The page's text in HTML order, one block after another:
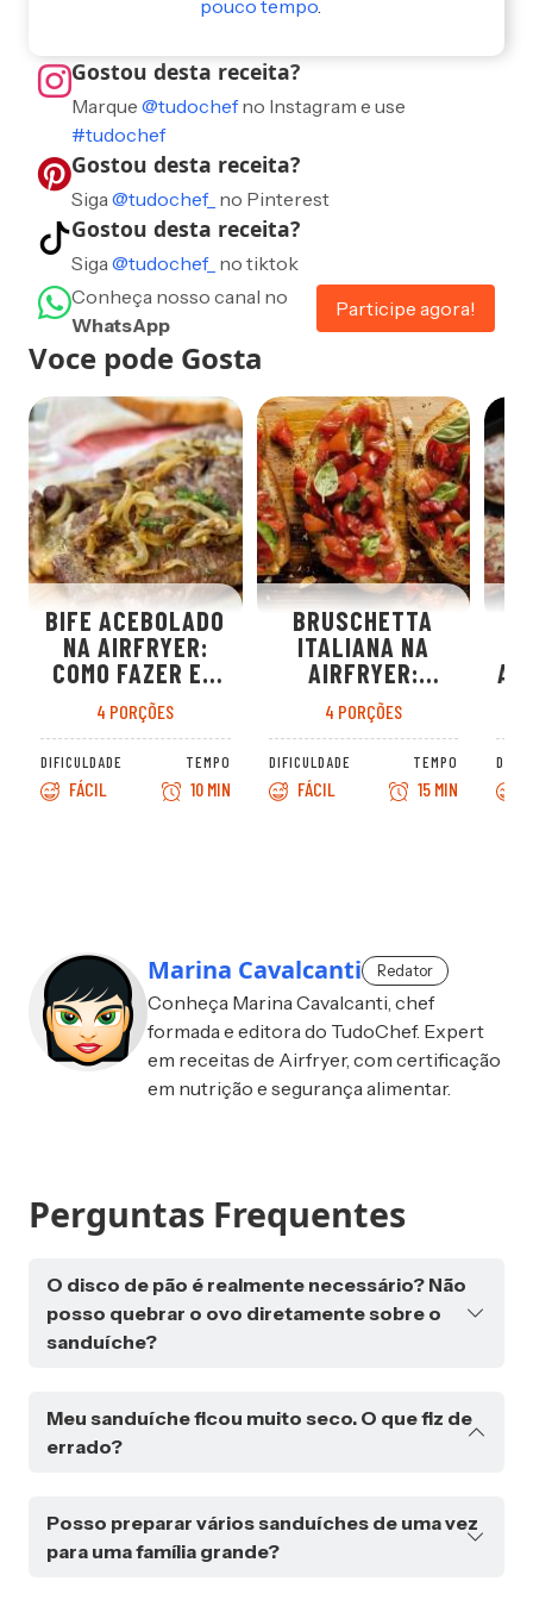
pouco tempo.
Gostou desta receita?
Marque @tudochefno Instagram e use
#tudochef
Gostou desta receita?
Siga@tudochef_ no Pinterest
Gostou desta receita?
Siga@tudochef_ no tiktok
Conheça nosso canal no
WhatsApp
Participe agora!
Voce pode Gosta
BIFE ACEBOLADO
NA AIRFRYER:
COMO FAZER EM
18 MINUTOS COM
CEBOLA
CARAMELIZADA
4 PORÇÕES
DIFICULDADE
FÁCIL
TEMPO
10 MIN
BRUSCHETTA
ITALIANA NA
AIRFRYER:
ENTRADA
SOFISTICADA EM
25 MINUTOS
4 PORÇÕES
DIFICULDADE
FÁCIL
TEMPO
15 MIN
Marina Cavalcanti Redator
Conheça Marina Cavalcanti, chef
formada e editora do TudoChef. Expert
em receitas de Airfryer, com certificação
em nutrição e segurança alimentar.
Perguntas Frequentes
O disco de pão é realmente necessário? Não
posso quebrar o ovo diretamente sobre o
sanduíche?
uma barreira que impede que a clara do ovo
escorra para os lados ou para dentro do sanduíche
você tentar quebrar o ovo diretamente sobre o
sanduíche, especialmente se o queijo já estiver
Meu sanduíche ficou muito seco. O que fiz de
errado?
principais: tempo excessivo de cozimento,
temperatura muito alta ou falta de gordura natural
Posso preparar vários sanduíches de uma vez
para uma família grande?